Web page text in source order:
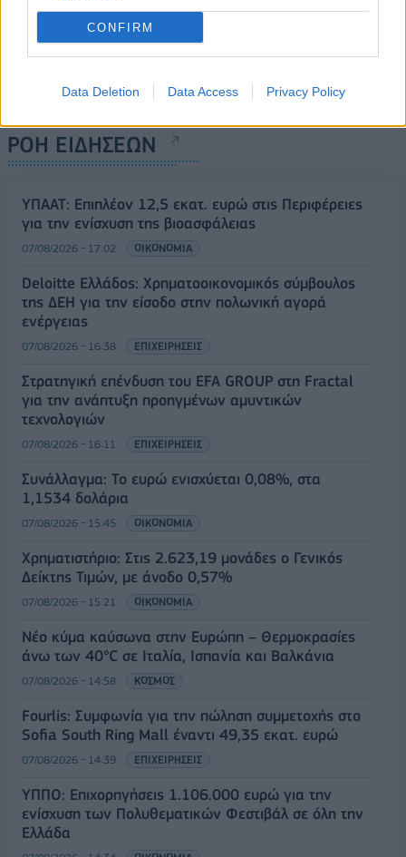
CONFIRM
Data Deletion Data Access Privacy Policy
ΡΟΗ ΕΙΔΗΣΕΩΝ
ΥΠΑΑΤ: Επιπλέον 12,5 εκατ. ευρώ στις Περιφέρειες
για την ενίσχυση της βιοασφάλειας
07/08/2026 - 17:02 ΟΙΚΟΝΟΜΙΑ
Deloitte Ελλάδος: Χρηματοοικονομικός σύμβουλος
της ΔΕΗ για την είσοδο στην πολωνική αγορά
ενέργειας
07/08/2026 - 16:38 ΕΠΙΧΕΙΡΗΣΕΙΣ
Στρατηγική επένδυση του EFA GROUP στη Fractal
για την ανάπτυξη προηγμένων αμυντικών
τεχνολογιών
07/08/2026 - 16:11 ΕΠΙΧΕΙΡΗΣΕΙΣ
Συνάλλαγμα: Το ευρώ ενισχύεται 0,08%, στα
1,1534 δολάρια
07/08/2026 - 15:45 ΟΙΚΟΝΟΜΙΑ
Χρηματιστήριο: Στις 2.623,19 μονάδες ο Γενικός
Δείκτης Τιμών, με άνοδο 0,57%
07/08/2026 - 15:21 ΟΙΚΟΝΟΜΙΑ
Νέο κύμα καύσωνα στην Ευρώπη – Θερμοκρασίες
άνω των 40°C σε Ιταλία, Ισπανία και Βαλκάνια
07/08/2026 - 14:58 ΚΟΣΜΟΣ
Fourlis: Συμφωνία για την πώληση συμμετοχής στο
Sofia South Ring Mall έναντι 49,35 εκατ. ευρώ
07/08/2026 - 14:39 ΕΠΙΧΕΙΡΗΣΕΙΣ
ΥΠΠΟ: Επιχορηγήσεις 1.106.000 ευρώ για την
ενίσχυση των Πολυθεματικών Φεστιβάλ σε όλη την
Ελλάδα